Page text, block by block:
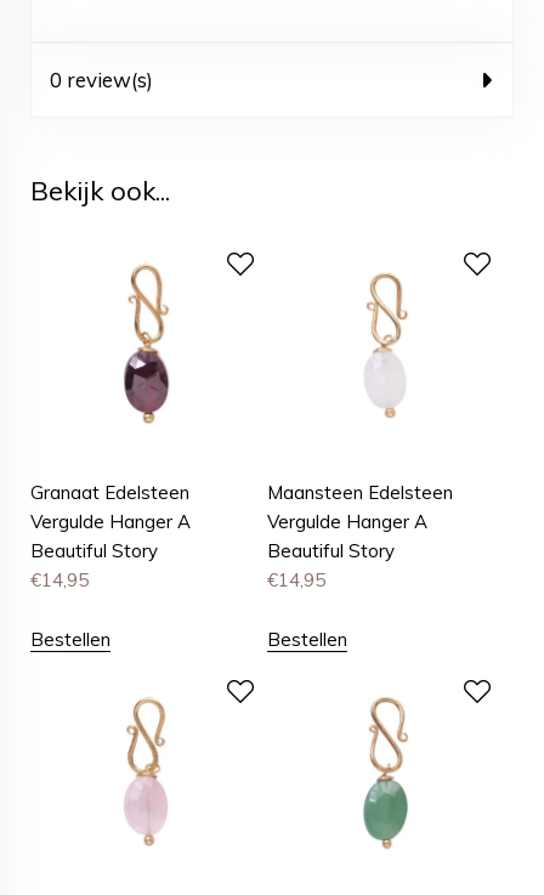
0 review(s)
Bekijk ook...
Granaat Edelsteen
Vergulde Hanger A
Beautiful Story
€14,95
Bestellen
Maansteen Edelsteen
Vergulde Hanger A
Beautiful Story
€14,95
Bestellen